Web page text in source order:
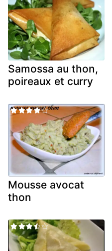
Samossa au thon,
poireaux et curry
Mousse avocat
thon